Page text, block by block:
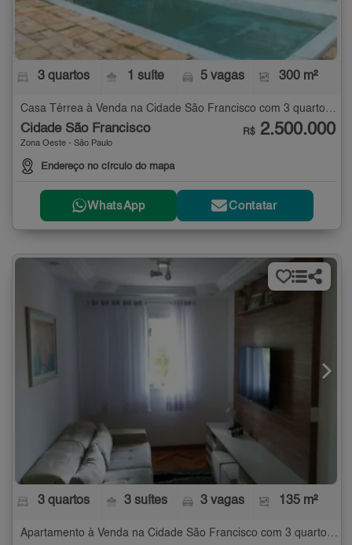
3 quartos 1 suíte 5 vagas 300 m²
Casa Térrea à Venda na Cidade São Francisco com 3 quartos - 300 m²
Cidade São Francisco
Zona Oeste - São Paulo
Endereço no círculo do mapa
R$ 2.500.000
WhatsApp Contatar
3 quartos 3 suítes 3 vagas 135 m²
Apartamento à Venda na Cidade São Francisco com 3 quartos - 135 m²